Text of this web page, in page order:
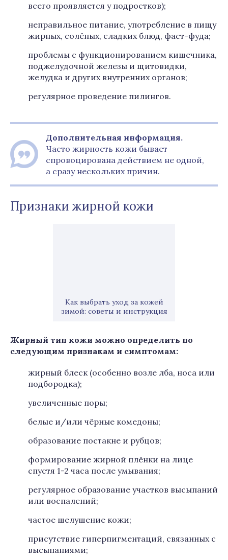
всего проявляется у подростков);
неправильное питание, употребление в пищу
жирных, солёных, сладких блюд, фаст-фуда;
проблемы с функционированием кишечника,
поджелудочной железы и щитовидки,
желудка и других внутренних органов;
регулярное проведение пилингов.
Дополнительная информация.
Часто жирность кожи бывает
спровоцирована действием не одной,
а сразу нескольких причин.
Признаки жирной кожи
Как выбрать уход за кожей
зимой: советы и инструкция
Жирный тип кожи можно определить по
следующим признакам и симптомам:
жирный блеск (особенно возле лба, носа или
подбородка);
увеличенные поры;
белые и/или чёрные комедоны;
образование постакне и рубцов;
формирование жирной плёнки на лице
спустя 1-2 часа после умывания;
регулярное образование участков высыпаний
или воспалений;
частое шелушение кожи;
присутствие гиперпигментаций, связанных с
высыпаниями;